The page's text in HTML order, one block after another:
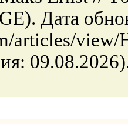
Дата
articles/